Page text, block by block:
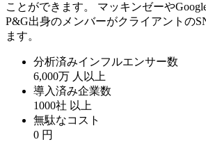
ことができます。 マッキンゼーや
P&G出身のメンバーがクライアントの
ます。
分析済みインフルエンサー数
6,000万 人以上
導入済み企業数
1000社 以上
無駄なコスト
0 円